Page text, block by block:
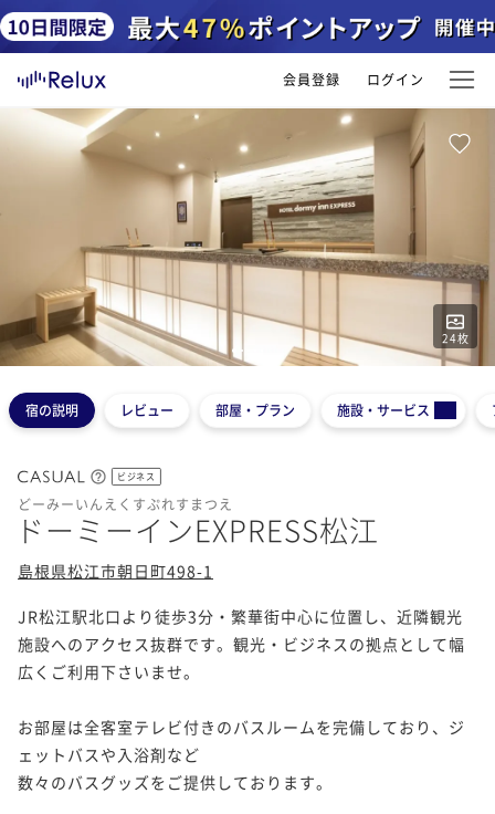
会員登録 ログイン
24枚
1 2
宿の説明 レビュー 部屋・プラン 施設・サービス
ビジネス
どーみーいんえくすぷれすまつえ
ドーミーインEXPRESS松江
島根県松江市朝日町498-1
JR松江駅北口より徒歩3分・繁華街中心に位置し、近隣観光
施設へのアクセス抜群です。観光・ビジネスの拠点として幅
広くご利用下さいませ。
お部屋は全客室テレビ付きのバスルームを完備しており、ジ
ェットバスや入浴剤など
数々のバスグッズをご提供しております。